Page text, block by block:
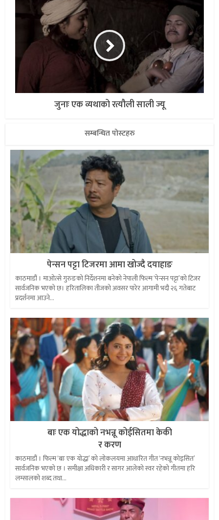
जुनाः एक व्यथाको रत्यौली साली ज्यू
सम्बन्धित पोस्टहरु
पेन्सन पट्टा टिजरमा आमा खोज्दै दयाहाङ
काठमाडौं । माओत्से गुरुङको निर्देशनमा बनेको नेपाली फिल्म ‘पेन्सन पट्टा’को टिजर
सार्वजनिक भएको छ। हरितालिका तीजको अवसर पारेर आगामी भदौ २६ गतेबाट
प्रदर्शनमा आउने...
बाः एक योद्धाको नभन्नू कोईसितमा केकी
र करण
काठमाडौं । फिल्म ‘बाः एक योद्धा’ को लोकलयमा आधारित गीत ‘नभन्नू कोइसित’
सार्वजनिक भएको छ । समीक्षा अधिकारी र सागर आलेको स्वर रहेको गीतमा हरि
लम्सालको शब्द तथा...